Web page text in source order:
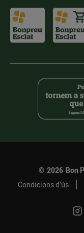
© 2026 Bon
Condicions d’ús